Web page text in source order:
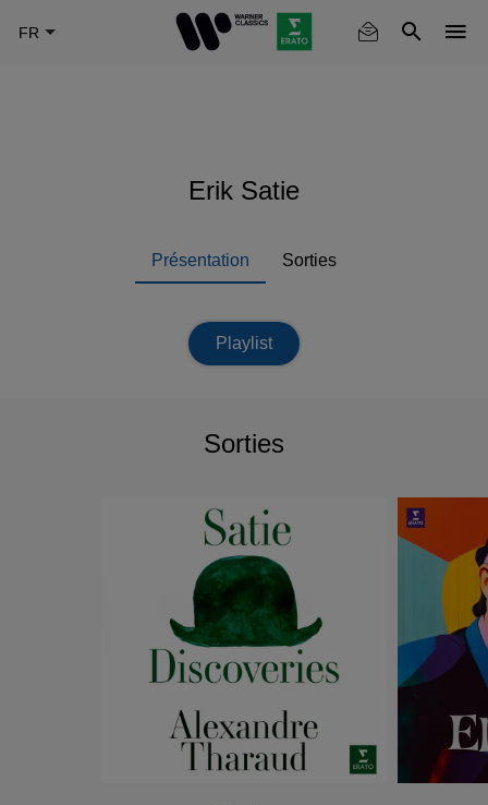
Erik Satie
Présentation Sorties
Playlist
Sorties